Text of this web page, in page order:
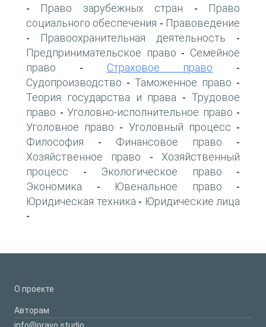
- Право зарубежных стран -
Право
социального обеспечения - Правоведение
- Правоохранительная деятельность -
Предпринимательское право - Семейное
право - Страховое право -
Судопроизводство - Таможенное право -
Теория государства и права -Трудовое
право - Уголовно-исполнительное право -
Уголовное право - Уголовный процесс -
Философия - Финансовое право -
Хозяйственное право - Хозяйственный
процесс - Экологическое право -
Экономика - Ювенальное право -
Юридическая техника - Юридические лица
-
О проекте
Авторам
info@pravo.studio